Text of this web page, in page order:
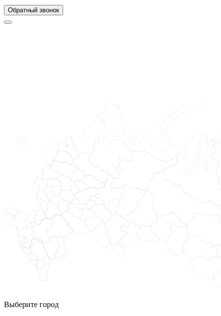
Обратный звонок
Выберите город